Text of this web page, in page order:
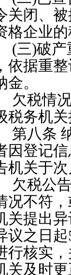
关闭、
格企业
)破产重
依据重
金。
情况
税务机
条 纳
因登记
机关于
公告
况不符
关提出
议之日
行核实
关及时